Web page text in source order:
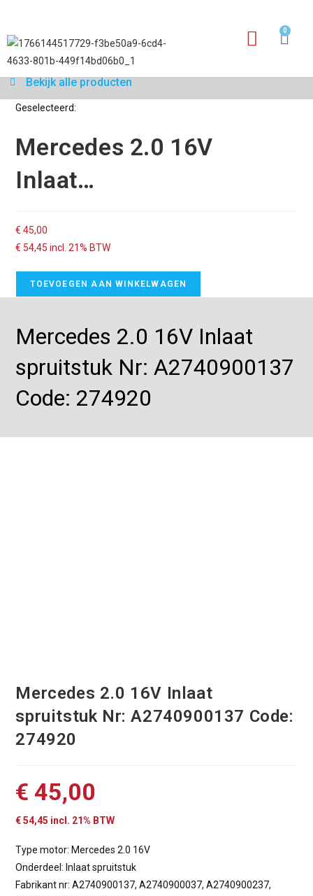
0
Bekijk alle producten
Geselecteerd:
Mercedes 2.0 16V
Inlaat…
€ 45,00
€ 54,45 incl. 21% BTW
TOEVOEGEN AAN WINKELWAGEN
Mercedes 2.0 16V Inlaat
spruitstuk Nr: A2740900137
Code: 274920
Mercedes 2.0 16V Inlaat
spruitstuk Nr: A2740900137 Code:
274920
€ 45,00
€54,45 incl. 21% BTW
Type motor: Mercedes 2.0 16V
Onderdeel: Inlaat spruitstuk
Fabrikant nr: A2740900137, A2740900037, A2740900237,